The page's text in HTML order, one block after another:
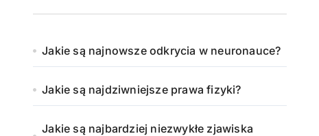
Jakie są najnowsze odkrycia w neuronauce?
Jakie są najdziwniejsze prawa fizyki?
Jakie są najbardziej niezwykłe zjawiska